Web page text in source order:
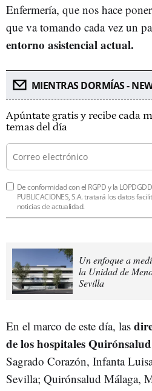
Enfermería, que nos hace
que va tomando cada vez un
entorno asistencial actual.
MIENTRAS DORMÍAS -
Apúntate gratis y recibe cada
temas del día
De conformidad con el RGPD y la
PUBLICACIONES, S.A. tratará los datos
noticias de actualidad.
Un enfoque a
la Unidad de
Sevilla
En el marco de este día, las
de los hospitales
Sagrado Corazón, Infanta
Sevilla; Quirónsalud Málaga,